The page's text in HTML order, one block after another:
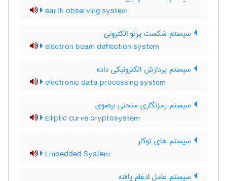
earth observing system
سیستم شکست پرتو الکترونی
electron beam deflection system
سیستم پردازش الکترونیکی داده
electronic data processing system
سیستم رمزنگاری منحنی بیضوی
Elliptic curve cryptosystem
سیستم های توکار
Embedded System
سیستم عامل ادغام یافته